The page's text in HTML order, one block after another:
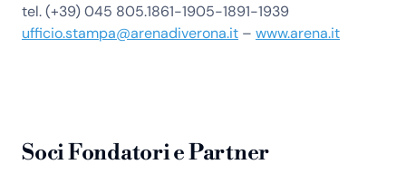
tel. (+39) 045 805.1861-1905-1891-1939
ufficio.stampa@arenadiverona.it – www.arena.it
Soci Fondatori e Partner